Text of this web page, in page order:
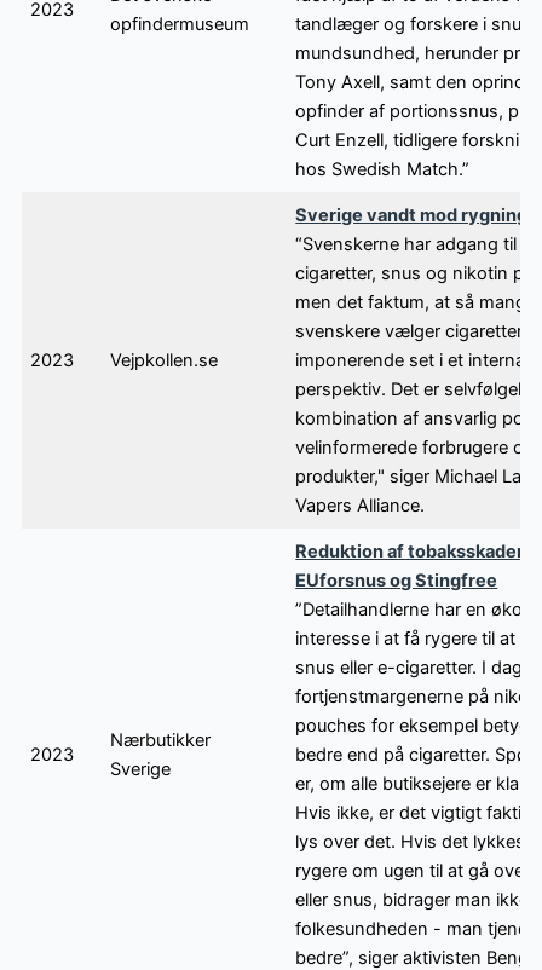
2023
opfindermuseum
tandlæger og forskere i snus
mundsundhed, herunder
Tony Axell, samt den
opfinder af portionssnus,
Curt Enzell, tidligere
hos Swedish Match.”
2023 Vejpkollen.se
Sverige vandt mod rygning
“Svenskerne har adgang til e-
cigaretter, snus og nikotin
men det faktum, at så mange
svenskere vælger
imponerende set i et
perspektiv. Det er selvfølgelig
kombination af ansvarlig
velinformerede forbrugere og
produkter," siger Michael
Vapers Alliance.
2023
Nærbutikker
Sverige
Reduktion af tobaksskader,
EUforsnus og Stingfree
”Detailhandlerne har en
interesse i at få rygere til at
snus eller e-cigaretter. I dag
fortjenstmargenerne på
pouches for eksempel
bedre end på cigaretter.
er, om alle butiksejere er klar
Hvis ikke, er det vigtigt
lys over det. Hvis det lykkes
rygere om ugen til at gå over
eller snus, bidrager man ikke
folkesundheden - man tjener
bedre”, siger aktivisten Bengt